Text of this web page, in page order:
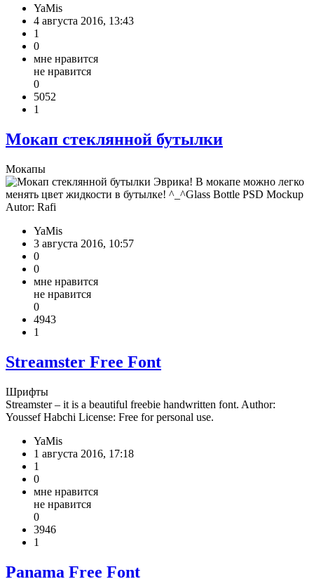
YaMis
4 августа 2016, 13:43
1
0
мне нравится
не нравится
0
5052
1
Мокап стеклянной бутылки
Мокапы
Эврика! В мокапе можно легко
менять цвет жидкости в бутылке! ^_^Glass Bottle PSD Mockup
Autor: Rafi
YaMis
3 августа 2016, 10:57
0
0
мне нравится
не нравится
0
4943
1
Streamster Free Font
Шрифты
Streamster – it is a beautiful freebie handwritten font. Author:
Youssef Habchi License: Free for personal use.
YaMis
1 августа 2016, 17:18
1
0
мне нравится
не нравится
0
3946
1
Panama Free Font